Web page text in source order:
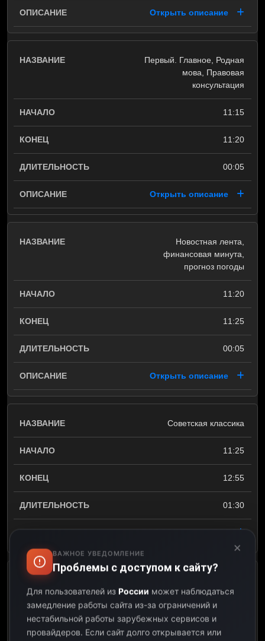
Открыть описание
Первый. Главное, Родная
мова, Правовая
консультация
11:15
11:20
00:05
Открыть описание
Новостная лента,
финансовая минута,
прогноз погоды
11:20
11:25
00:05
Открыть описание
Советская классика
11:25
12:55
01:30
×
ВАЖНОЕ УВЕДОМЛЕНИЕ
Проблемы с доступом к сайту?
Для пользователей из России может наблюдаться
замедление работы сайта из-за ограничений и
нестабильной работы зарубежных сервисов и
провайдеров. Если сайт долго открывается или